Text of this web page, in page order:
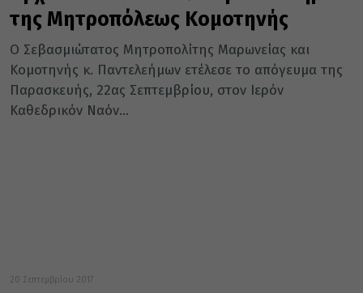
της Μητροπόλεως Κομοτηνής
Ο Σεβασμιώτατος Μητροπολίτης Μαρωνείας και
Κομοτηνής κ. Παντελεήμων ετέλεσε το απόγευμα της
Παρασκευής, 22ας Σεπτεμβρίου, στον Ιερόν
Καθεδρικόν Ναόν...
20 Σεπτεμβρίου 2017